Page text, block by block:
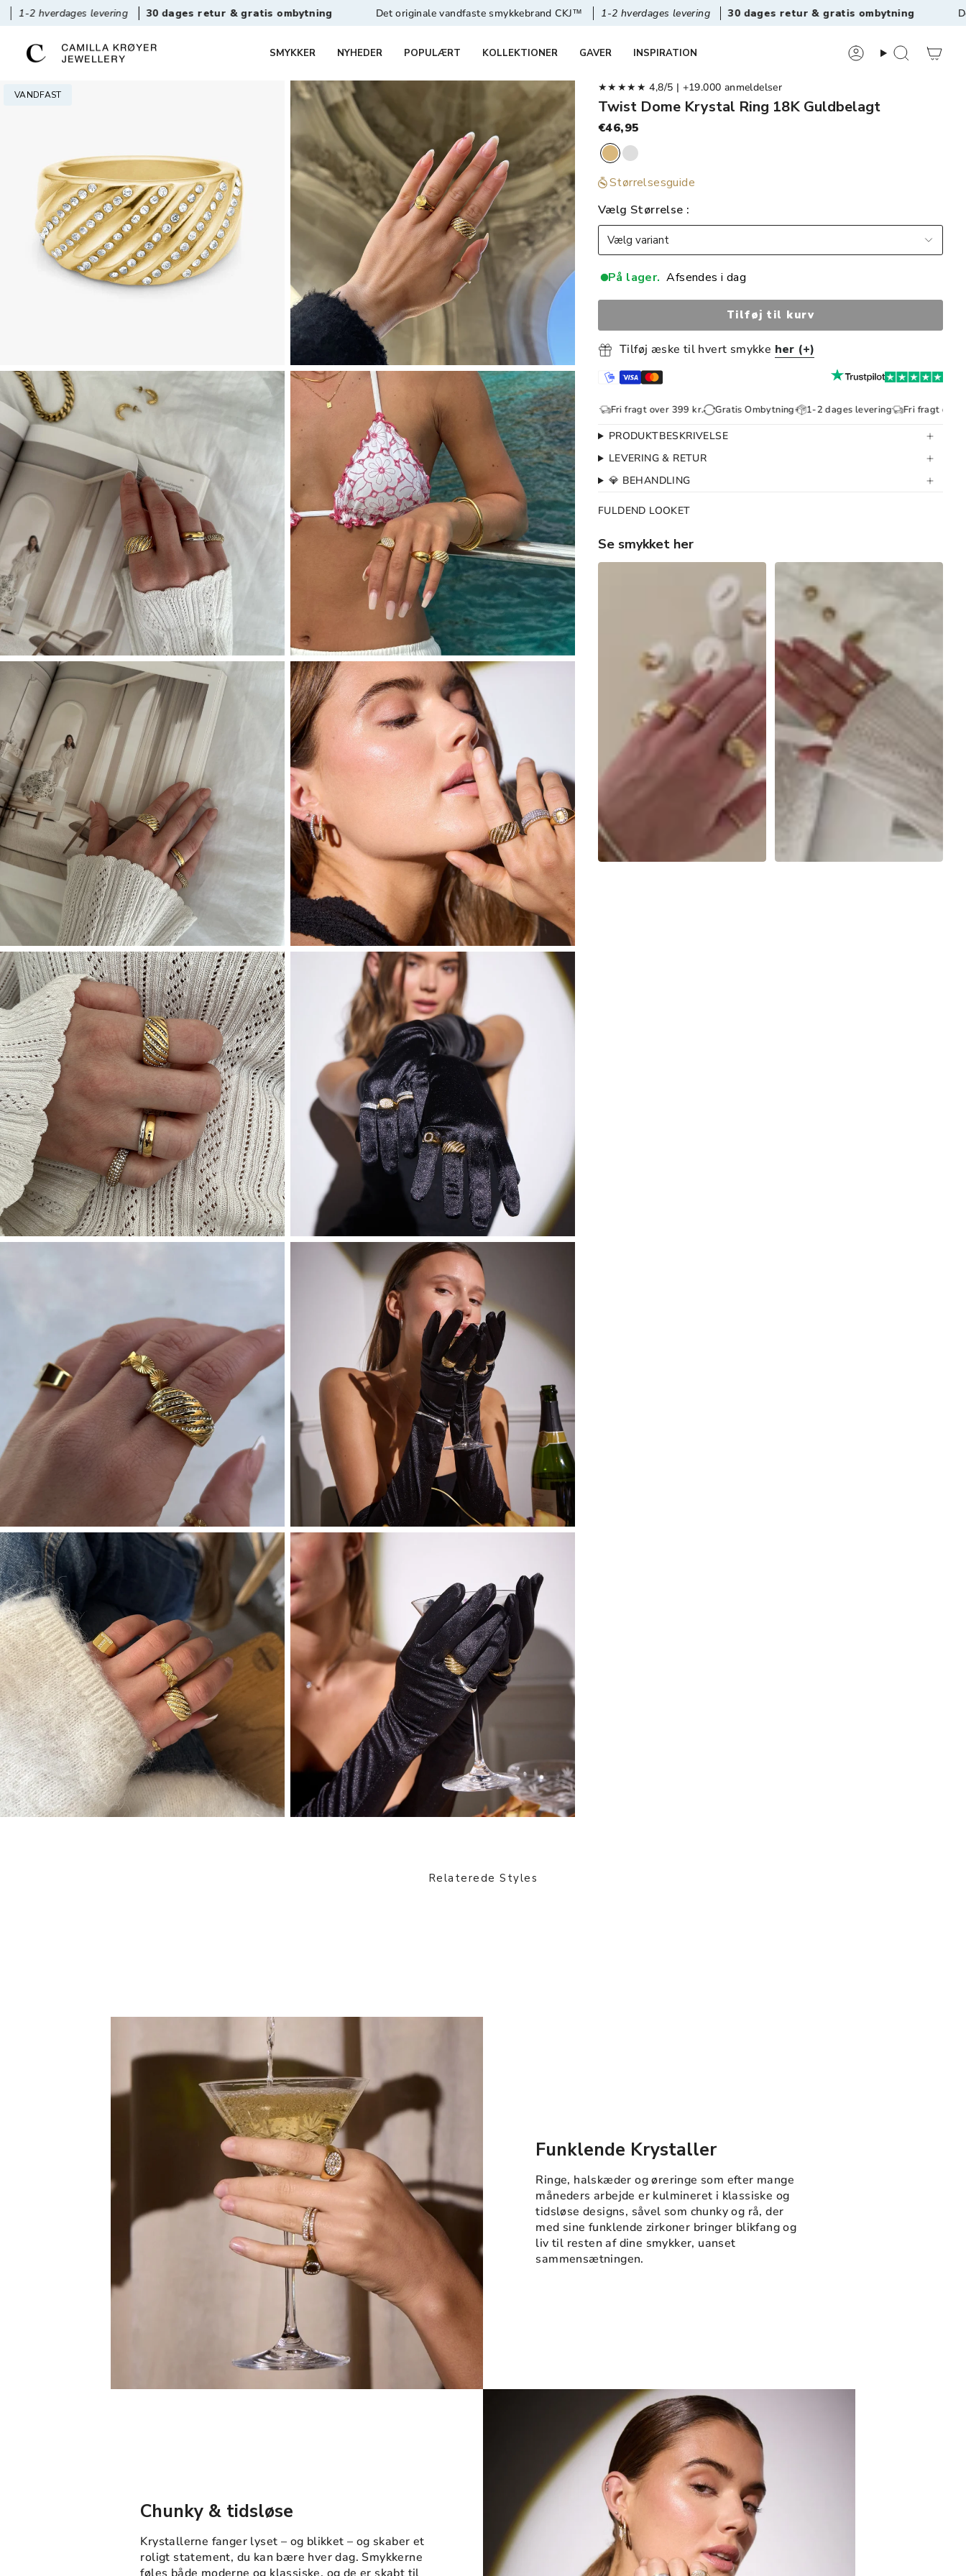
levering 30 dages retur & gratis ombytning Det originale vandfaste smykkebrand CKJ™ 1-2 hverdages levering 30 dages retur & gratis ombytning Det originale
SMYKKER NYHEDER POPULÆRT KOLLEKTIONER GAVER INSPIRATION
VANDFAST
★★★★★ 4,8/5 | +19.000 anmeldelser
Twist Dome Krystal Ring 18K Guldbelagt
€46,95
Størrelsesguide
Vælg Størrelse
Vælg variant
På lager. Afsendes i dag
Tilføj til kurv
Tilføj æske til hvert smykke her (+)
Gratis Ombytning 1-2 dages levering Fri fragt over 399 kr. Gratis Ombytning 1-2 dages levering Fri fragt over 399 kr.
PRODUKTBESKRIVELSE
LEVERING & RETUR
💎 BEHANDLING
FULDEND LOOKET
Se smykket her
Relaterede Styles
Funklende Krystaller
Ringe, halskæder og øreringe som efter mange
måneders arbejde er kulmineret i klassiske og
tidsløse designs, såvel som chunky og rå, der
med sine funklende zirkoner bringer blikfang og
liv til resten af dine smykker, uanset
sammensætningen.
Chunky & tidsløse
Krystallerne fanger lyset – og blikket – og skaber et
roligt statement, du kan bære hver dag. Smykkerne